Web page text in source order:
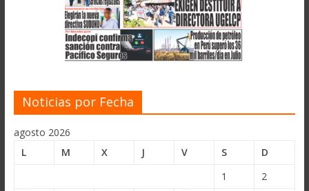
Noticias por Fecha
agosto 2026
L
M X J V S
D
1
2